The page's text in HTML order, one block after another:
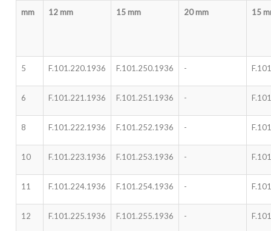
mm 12 mm 15 mm 20 mm 15
5 F.101.220.1936 F.101.250.1936 -
6 F.101.221.1936 F.101.251.1936 -
8 F.101.222.1936 F.101.252.1936 -
10 F.101.223.1936 F.101.253.1936 -
11 F.101.224.1936 F.101.254.1936 -
12 F.101.225.1936 F.101.255.1936 -